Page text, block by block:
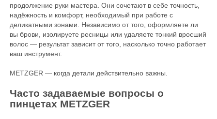
продолжение руки мастера. Они сочетают в себе точность,
надёжность и комфорт, необходимый при работе с
деликатными зонами. Независимо от того, оформляете ли
вы брови, изолируете ресницы или удаляете тонкий вросший
волос — результат зависит от того, насколько точно работает
ваш инструмент.
METZGER — когда детали действительно важны.
Часто задаваемые вопросы о
пинцетах METZGER